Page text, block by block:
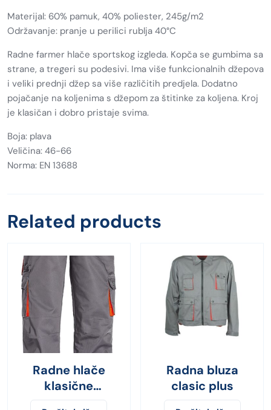
Materijal: 60% pamuk, 40% poliester, 245g/m2
Održavanje: pranje u perilici rublja 40°C
Radne farmer hlače sportskog izgleda. Kopča se gumbima sa
strane, a tregeri su podesivi. Ima više funkcionalnih džepova
i veliki prednji džep sa više različitih predjela. Dodatno
pojačanje na koljenima s džepom za štitinke za koljena. Kroj
je klasičan i dobro pristaje svima.
Boja: plava
Veličina: 46-66
Norma: EN 13688
Related products
Radne hlače
klasične
Paddock/City
Radna bluza
clasic plus